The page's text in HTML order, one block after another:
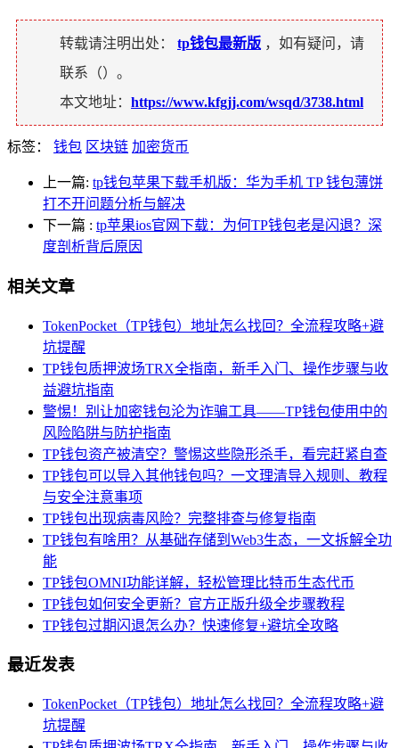
转载请注明出处： tp钱包最新版 ，如有疑问，请
联系（）。
本文地址： https://www.kfgjj.com/wsqd/3738.html
标签： 钱包 区块链 加密货币
上一篇: tp钱包苹果下载手机版：华为手机 TP 钱包薄饼
打不开问题分析与解决
下一篇 : tp苹果ios官网下载：为何TP钱包老是闪退？深
度剖析背后原因
相关文章
TokenPocket（TP钱包）地址怎么找回？全流程攻略+避
坑提醒
TP钱包质押波场TRX全指南，新手入门、操作步骤与收
益避坑指南
警惕！别让加密钱包沦为诈骗工具——TP钱包使用中的
风险陷阱与防护指南
TP钱包资产被清空？警惕这些隐形杀手，看完赶紧自查
TP钱包可以导入其他钱包吗？一文理清导入规则、教程
与安全注意事项
TP钱包出现病毒风险？完整排查与修复指南
TP钱包有啥用？从基础存储到Web3生态，一文拆解全功
能
TP钱包OMNI功能详解，轻松管理比特币生态代币
TP钱包如何安全更新？官方正版升级全步骤教程
TP钱包过期闪退怎么办？快速修复+避坑全攻略
最近发表
TokenPocket（TP钱包）地址怎么找回？全流程攻略+避
坑提醒